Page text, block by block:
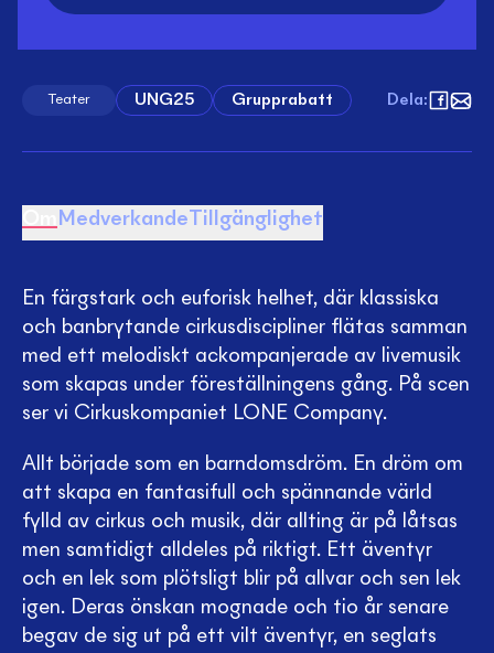
Teater UNG25 Grupprabatt Dela:
Medverkande Tillgänglighet
En färgstark och euforisk helhet, där klassiska
och banbrytande cirkusdiscipliner flätas samman
med ett melodiskt ackompanjerade av livemusik
som skapas under föreställningens gång. På scen
ser vi Cirkuskompaniet LONE Company.
Allt började som en barndomsdröm. En dröm om
att skapa en fantasifull och spännande värld
fylld av cirkus och musik, där allting är på låtsas
men samtidigt alldeles på riktigt. Ett äventyr
och en lek som plötsligt blir på allvar och sen lek
igen. Deras önskan mognade och tio år senare
begav de sig ut på ett vilt äventyr, en seglats